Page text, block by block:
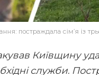
постраждала сім’я із
Київщину
служби.